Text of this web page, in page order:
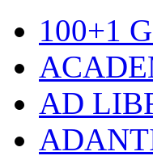
100+1
AD